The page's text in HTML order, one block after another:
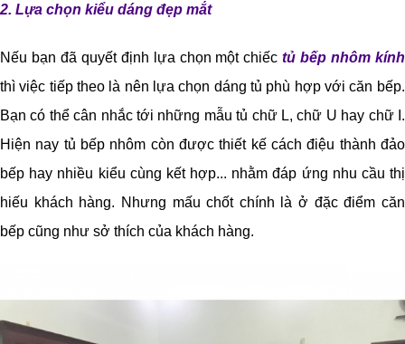
2. Lựa chọn kiểu dáng đẹp mắt
Nếu bạn đã quyết định lựa chọn một chiếctủ bếp nhôm kính
thì việc tiếp theo là nên lựa chọn dáng tủ phù hợp với căn bếp.
Bạn có thể cân nhắc tới những mẫu tủ chữ L, chữ U hay chữ I.
Hiện nay tủ bếp nhôm còn được thiết kế cách điệu thành đảo
bếp hay nhiều kiểu cùng kết hợp... nhằm đáp ứng nhu cầu thị
hiếu khách hàng. Nhưng mấu chốt chính là ở đặc điểm căn
bếp cũng như sở thích của khách hàng.